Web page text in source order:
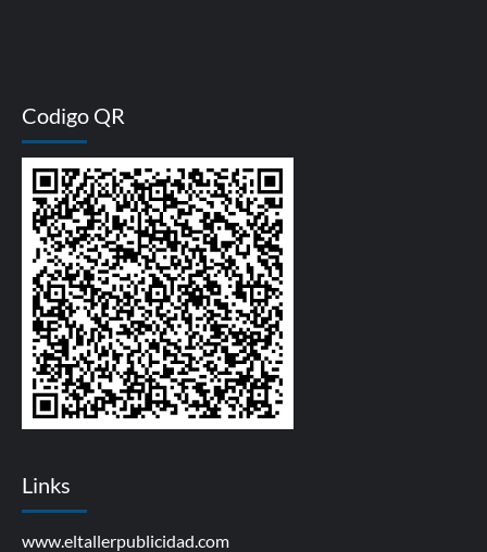
Codigo QR
Links
www.eltallerpublicidad.com